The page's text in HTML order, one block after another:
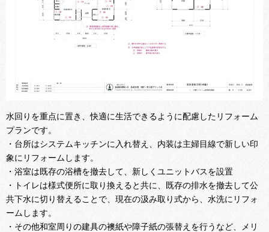
水回りを重点に置き、快適に生活できるように配慮したリフォーム
プランです。
・台所はシステムキッチンに入れ替え、内装は主婦目線で新しい印
象にリフォームします。
・浴室は既存の浴槽を撤去して、新しくユニットバスを設置
・トイレは様式便所に取り換えると共に、既存の排水を撤去して公
共下水に切り替えることで、現在の汲み取り式から、水洗にリフォ
ームします。
・その他和室周りの建具の襖紙や障子紙の張替えを行うなど、メリ